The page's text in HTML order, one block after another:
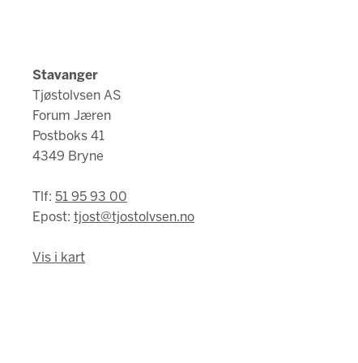
Stavanger
Tjøstolvsen AS
Forum Jæren
Postboks 41
4349 Bryne
Tlf: 51 95 93 00
Epost: tjost@tjostolvsen.no
Vis i kart